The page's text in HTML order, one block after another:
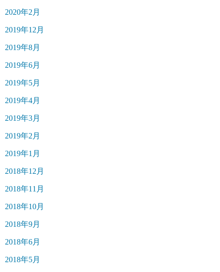
2020年2月
2019年12月
2019年8月
2019年6月
2019年5月
2019年4月
2019年3月
2019年2月
2019年1月
2018年12月
2018年11月
2018年10月
2018年9月
2018年6月
2018年5月